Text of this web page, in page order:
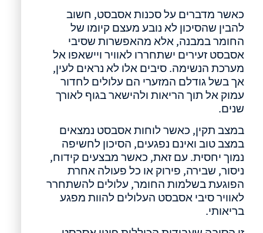
כאשר מדברים על סכנות אסבסט, חשוב
להבין שהסיכון לא נובע מעצם קיומו של
החומר במבנה, אלא מהאפשרות שסיבי
אסבסט זעירים ישתחררו לאוויר ויישאפו אל
מערכת הנשימה. סיבים אלו לא נראים לעין,
אך בשל גודלם המזערי הם עלולים לחדור
עמוק אל תוך הריאות ולהישאר בגוף לאורך
שנים.
במצב תקין, כאשר לוחות אסבסט נמצאים
במצב טוב ואינם נפגעים, הסיכון לחשיפה
נמוך יחסית. עם זאת, כאשר מבצעים קידוח,
ניסור, שבירה, פירוק או כל פעולה אחרת
הפוגעת בשלמות החומר, עלולים להשתחרר
לאוויר סיבי אסבסט העלולים להוות מפגע
בריאותי.